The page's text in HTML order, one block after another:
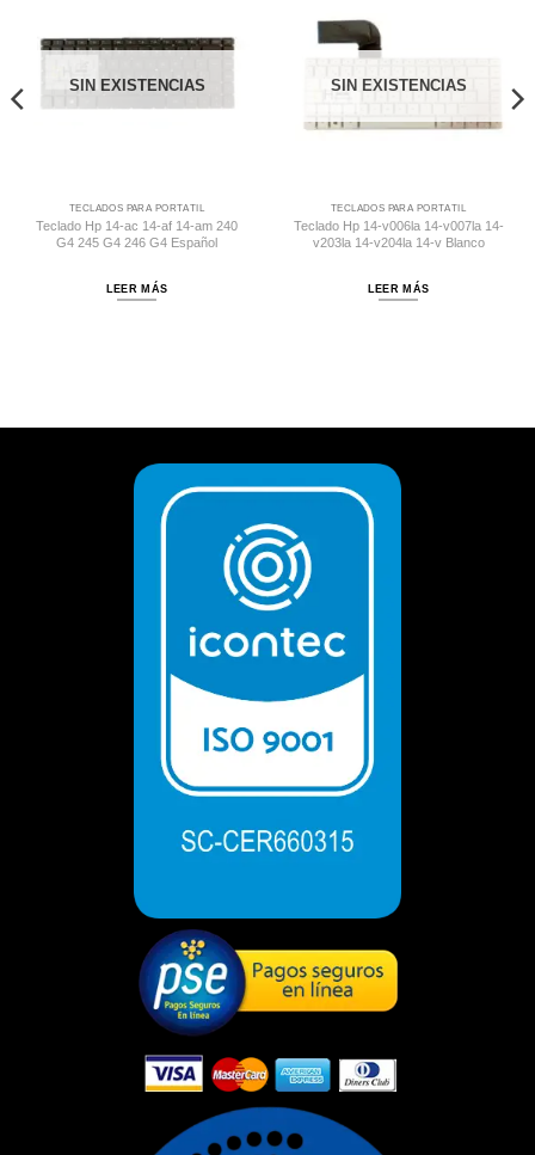
SIN EXISTENCIAS
TECLADOS PARA PORTÁTIL
Teclado Hp 14-ac 14-af 14-am 240
G4 245 G4 246 G4 Español
LEER MÁS
SIN EXISTENCIAS
TECLADOS PARA PORTÁTIL
Teclado Hp 14-v006la 14-v007la 14-
v203la 14-v204la 14-v Blanco
LEER MÁS